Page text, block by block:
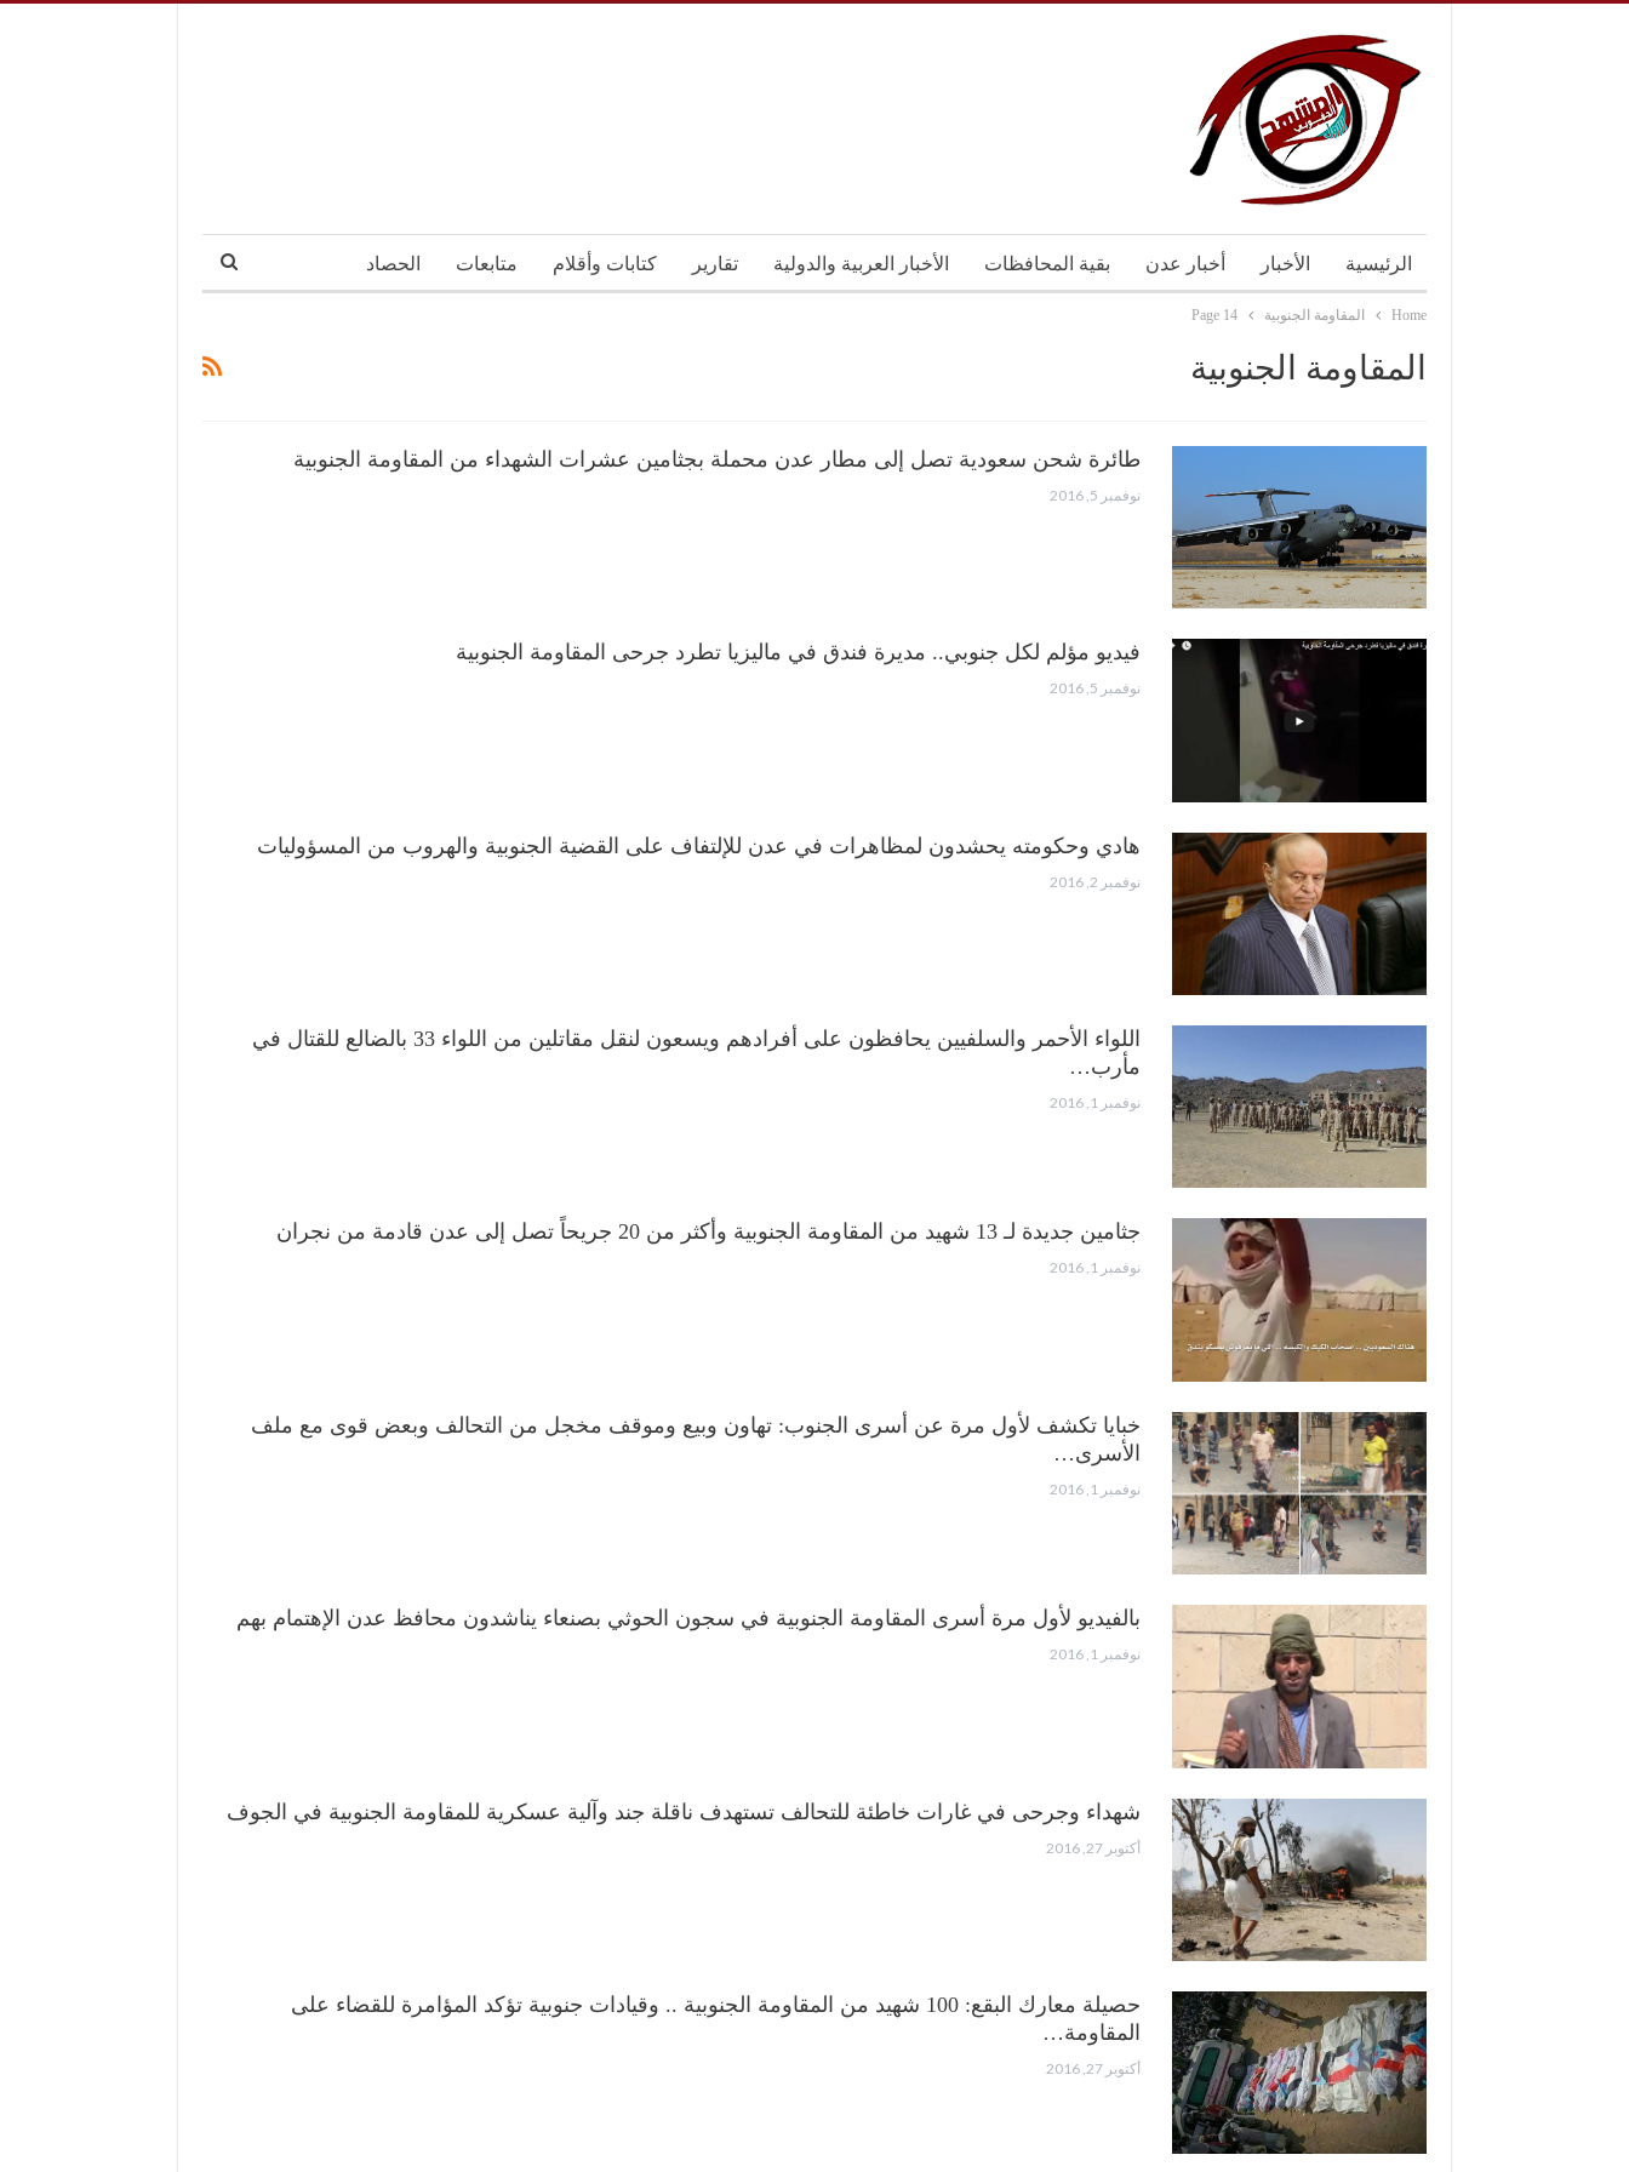
الرئيسية الأخبار أخبار عدن بقية المحافظات الأخبار العربية والدولية تقارير كتابات وأقلام متابعات الحصاد
Home المقاومة الجنوبية Page 14
المقاومة الجنوبية
طائرة شحن سعودية تصل إلى مطار عدن محملة بجثامين عشرات الشهداء من المقاومة الجنوبية
نوفمبر 5, 2016
فيديو مؤلم لكل جنوبي.. مديرة فندق في ماليزيا تطرد جرحى المقاومة الجنوبية
نوفمبر 5, 2016
هادي وحكومته يحشدون لمظاهرات في عدن للإلتفاف على القضية الجنوبية والهروب من المسؤوليات
نوفمبر 2, 2016
اللواء الأحمر والسلفيين يحافظون على أفرادهم ويسعون لنقل مقاتلين من اللواء 33 بالضالع للقتال في
مأرب…
نوفمبر 1, 2016
جثامين جديدة لـ 13 شهيد من المقاومة الجنوبية وأكثر من 20 جريحاً تصل إلى عدن قادمة من نجران
نوفمبر 1, 2016
خبايا تكشف لأول مرة عن أسرى الجنوب: تهاون وبيع وموقف مخجل من التحالف وبعض قوى مع ملف
الأسرى…
نوفمبر 1, 2016
بالفيديو لأول مرة أسرى المقاومة الجنوبية في سجون الحوثي بصنعاء يناشدون محافظ عدن الإهتمام بهم
نوفمبر 1, 2016
شهداء وجرحى في غارات خاطئة للتحالف تستهدف ناقلة جند وآلية عسكرية للمقاومة الجنوبية في الجوف
أكتوبر 27, 2016
حصيلة معارك البقع: 100 شهيد من المقاومة الجنوبية .. وقيادات جنوبية تؤكد المؤامرة للقضاء على
المقاومة…
أكتوبر 27, 2016